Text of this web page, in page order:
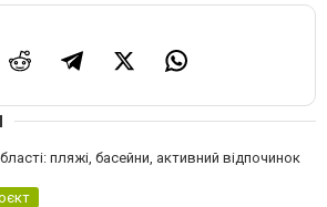
пляжі, басейни, активний відпочинок